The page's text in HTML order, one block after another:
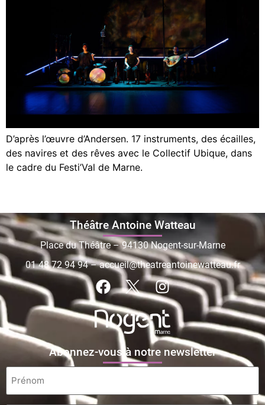
D’après l’œuvre d’Andersen. 17 instruments, des écailles,
des navires et des rêves avec le Collectif Ubique, dans
le cadre du Festi’Val de Marne.
Théâtre Antoine Watteau
Place du Théâtre – 94130 Nogent-sur-Marne
01 48 72 94 94–accueil@theatreantoinewatteau.fr
Abonnez-vous à notre newsletter
Prénom